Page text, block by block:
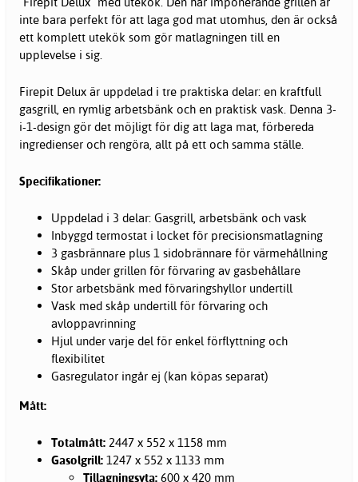
inte bara perfekt för att laga god mat utomhus, den är också
ett komplett utekök som gör matlagningen till en
upplevelse i sig.
Firepit Delux är uppdelad i tre praktiska delar: en kraftfull
gasgrill, en rymlig arbetsbänk och en praktisk vask. Denna 3-
i-1-design gör det möjligt för dig att laga mat, förbereda
ingredienser och rengöra, allt på ett och samma ställe.
Specifikationer:
Uppdelad i 3 delar: Gasgrill, arbetsbänk och vask
Inbyggd termostat i locket för precisionsmatlagning
3 gasbrännare plus 1 sidobrännare för värmehållning
Skåp under grillen för förvaring av gasbehållare
Stor arbetsbänk med förvaringshyllor undertill
Vask med skåp undertill för förvaring och
avloppavrinning
Hjul under varje del för enkel förflyttning och
flexibilitet
Gasregulator ingår ej (kan köpas separat)
Mått:
Totalmått: 2447 x 552 x 1158 mm
Gasolgrill: 1247 x 552 x 1133 mm
Tillagningsyta: 600 x 420 mm